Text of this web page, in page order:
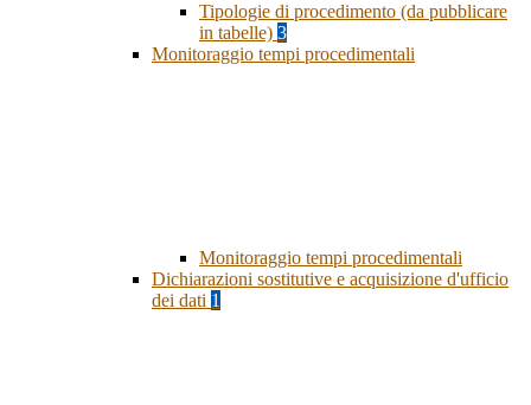
Tipologie di procedimento (da pubblicare
in tabelle) 3
Monitoraggio tempi procedimentali
Monitoraggio tempi procedimentali
Dichiarazioni sostitutive e acquisizione d'ufficio
dei dati 1